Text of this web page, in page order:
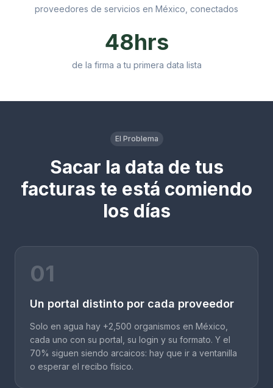
proveedores de servicios en México, conectados
48hrs
de la firma a tu primera data lista
El Problema
Sacar la data de tus
facturas te está comiendo
los días
01
Un portal distinto por cada proveedor
Solo en agua hay +2,500 organismos en México,
cada uno con su portal, su login y su formato. Y el
70% siguen siendo arcaicos: hay que ir a ventanilla
o esperar el recibo físico.